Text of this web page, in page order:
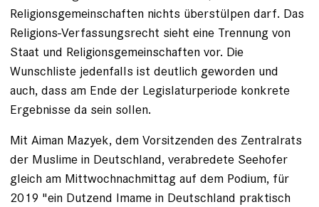
Religionsgemeinschaften nichts überstülpen darf. Das
Religions-Verfassungsrecht sieht eine Trennung von
Staat und Religionsgemeinschaften vor. Die
Wunschliste jedenfalls ist deutlich geworden und
auch, dass am Ende der Legislaturperiode konkrete
Ergebnisse da sein sollen.
Mit Aiman Mazyek, dem Vorsitzenden des Zentralrats
der Muslime in Deutschland, verabredete Seehofer
gleich am Mittwochnachmittag auf dem Podium, für
2019 "ein Dutzend Imame in Deutschland praktisch